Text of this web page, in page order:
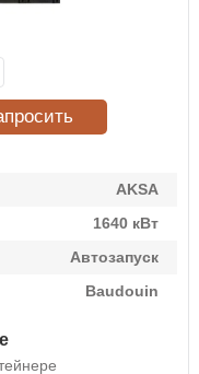
AKSA
1640 кВт
Автозапуск
Baudouin